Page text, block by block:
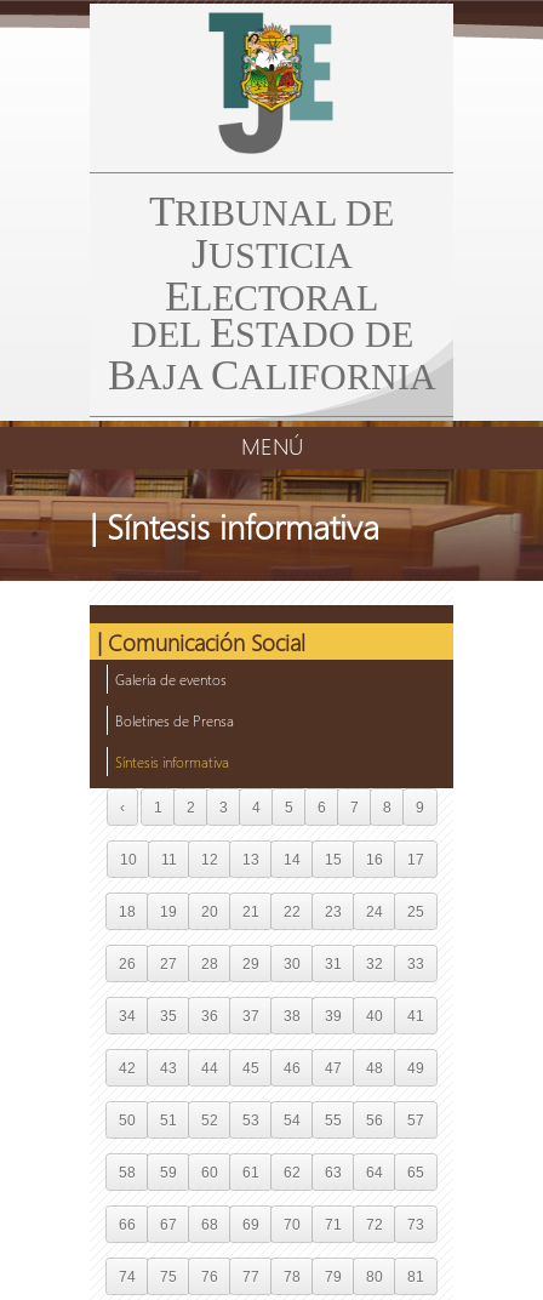
TRIBUNAL DE
JUSTICIA
ELECTORAL
DEL ESTADO DE
BAJA CALIFORNIA
MENÚ
| Síntesis informativa
| Comunicación Social
Galería de eventos
Boletines de Prensa
Síntesis informativa
‹ 1 2 3 4 5 6 7 8 9
10 11 12 13 14 15 16 17
18 19 20 21 22 23 24 25
26 27 28 29 30 31 32 33
34 35 36 37 38 39 40 41
42 43 44 45 46 47 48 49
50 51 52 53 54 55 56 57
58 59 60 61 62 63 64 65
66 67 68 69 70 71 72 73
74 75 76 77 78 79 80 81